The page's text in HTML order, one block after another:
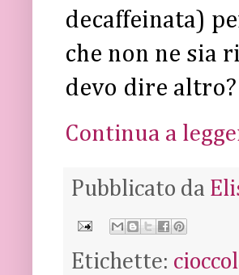
decaffeinata)
che non ne sia
devo dire
Continua a
Pubblicato da
Etichette: